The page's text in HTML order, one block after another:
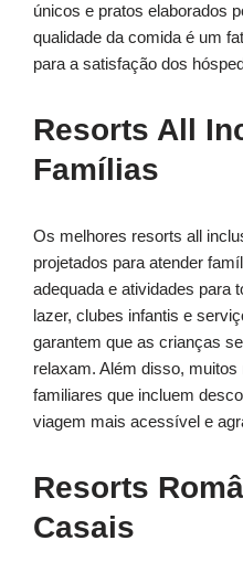
únicos e pratos elaborados
qualidade da comida é um
para a satisfação dos
Resorts All
Famílias
Os melhores resorts all
projetados para atender
adequada e atividades para
lazer, clubes infantis e
garantem que as crianças
relaxam. Além disso,
familiares que incluem
viagem mais acessível e
Resorts
Casais